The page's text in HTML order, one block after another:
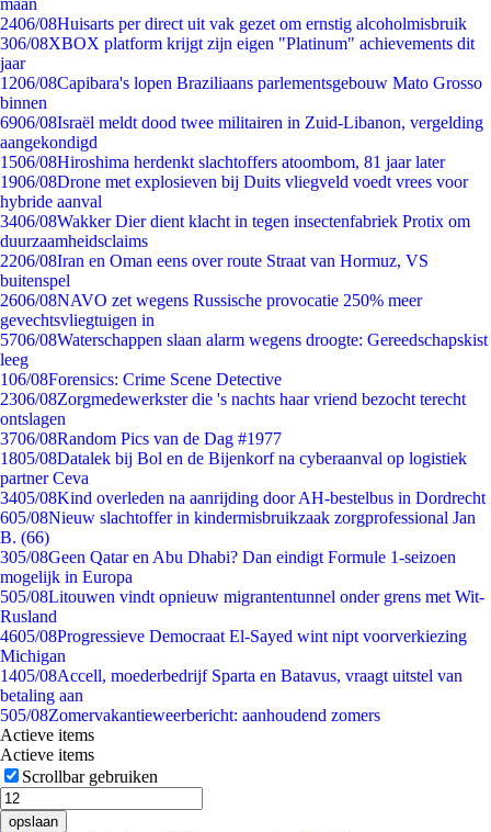
maan
2406/08Huisarts per direct uit vak gezet om ernstig alcoholmisbruik
306/08XBOX platform krijgt zijn eigen "Platinum" achievements dit
jaar
1206/08Capibara's lopen Braziliaans parlementsgebouw Mato Grosso
binnen
6906/08Israël meldt dood twee militairen in Zuid-Libanon, vergelding
aangekondigd
1506/08Hiroshima herdenkt slachtoffers atoombom, 81 jaar later
1906/08Drone met explosieven bij Duits vliegveld voedt vrees voor
hybride aanval
3406/08Wakker Dier dient klacht in tegen insectenfabriek Protix om
duurzaamheidsclaims
2206/08Iran en Oman eens over route Straat van Hormuz, VS
buitenspel
2606/08NAVO zet wegens Russische provocatie 250% meer
gevechtsvliegtuigen in
5706/08Waterschappen slaan alarm wegens droogte: Gereedschapskist
leeg
106/08Forensics: Crime Scene Detective
2306/08Zorgmedewerkster die 's nachts haar vriend bezocht terecht
ontslagen
3706/08Random Pics van de Dag #1977
1805/08Datalek bij Bol en de Bijenkorf na cyberaanval op logistiek
partner Ceva
3405/08Kind overleden na aanrijding door AH-bestelbus in Dordrecht
605/08Nieuw slachtoffer in kindermisbruikzaak zorgprofessional Jan
B. (66)
305/08Geen Qatar en Abu Dhabi? Dan eindigt Formule 1-seizoen
mogelijk in Europa
505/08Litouwen vindt opnieuw migrantentunnel onder grens met Wit-
Rusland
4605/08Progressieve Democraat El-Sayed wint nipt voorverkiezing
Michigan
1405/08Accell, moederbedrijf Sparta en Batavus, vraagt uitstel van
betaling aan
505/08Zomervakantieweerbericht: aanhoudend zomers
Actieve items
Actieve items
Scrollbar gebruiken
opslaan